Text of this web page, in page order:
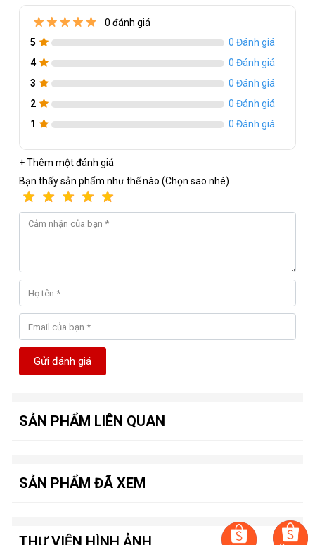
0 đánh giá
5
0 Đánh giá
4
0 Đánh giá
3
0 Đánh giá
2
0 Đánh giá
1
0 Đánh giá
+ Thêm một đánh giá
Bạn thấy sản phẩm như thế nào (Chọn sao nhé)
Gửi đánh giá
SẢN PHẨM LIÊN QUAN
SẢN PHẨM ĐÃ XEM
THƯ VIỆN HÌNH ẢNH